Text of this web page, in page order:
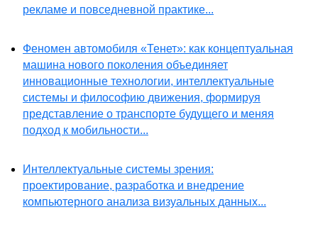
рекламе и повседневной практике...
Феномен автомобиля «Тенет»: как концептуальная
машина нового поколения объединяет
инновационные технологии, интеллектуальные
системы и философию движения, формируя
представление о транспорте будущего и меняя
подход к мобильности...
Интеллектуальные системы зрения:
проектирование, разработка и внедрение
компьютерного анализа визуальных данных...